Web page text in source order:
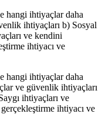
hangi ihtiyaçlar daha
ihtiyaçları b) Sosyal
ve kendini
ihtiyacı ve
hangi ihtiyaçlar daha
ve güvenlik ihtiyaçları
ihtiyaçları ve
ihtiyacı ve